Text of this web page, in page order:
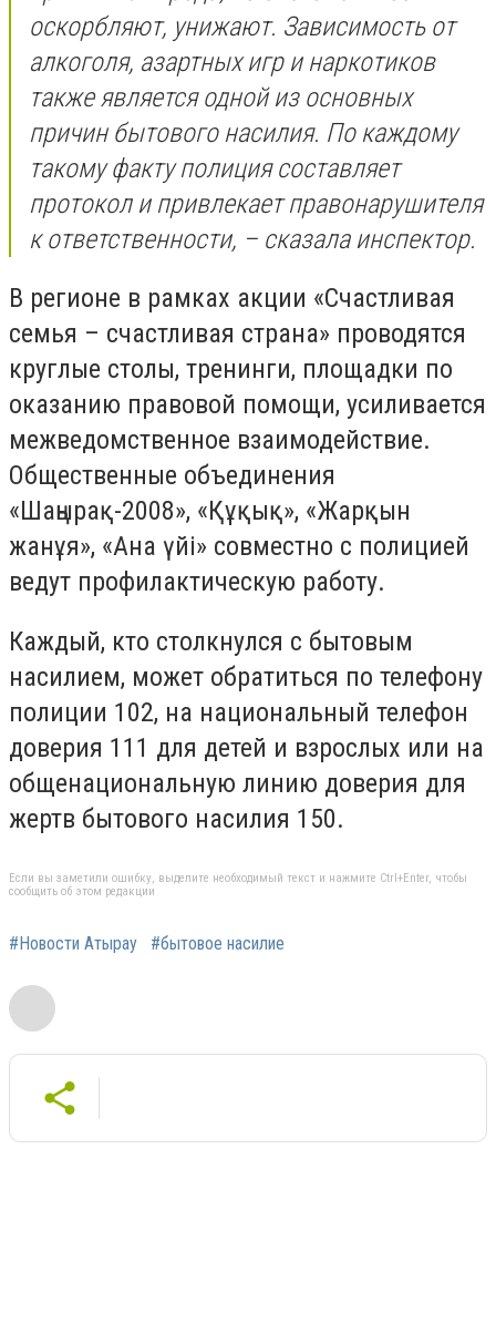
оскорбляют, унижают. Зависимость от
алкоголя, азартных игр и наркотиков
также является одной из основных
причин бытового насилия. По каждому
такому факту полиция составляет
протокол и привлекает правонарушителя
к ответственности, – сказала инспектор.
В регионе в рамках акции «Счастливая
семья – счастливая страна» проводятся
круглые столы, тренинги, площадки по
оказанию правовой помощи, усиливается
межведомственное взаимодействие.
Общественные объединения
«Шаңырақ-2008», «Құқық», «Жарқын
жанұя», «Ана үйі» совместно с полицией
ведут профилактическую работу.
Каждый, кто столкнулся с бытовым
насилием, может обратиться по телефону
полиции 102, на национальный телефон
доверия 111 для детей и взрослых или на
общенациональную линию доверия для
жертв бытового насилия 150.
Если вы заметили ошибку, выделите необходимый текст и нажмите Ctrl+Enter, чтобы
сообщить об этом редакции
#Новости Атырау #бытовое насилие